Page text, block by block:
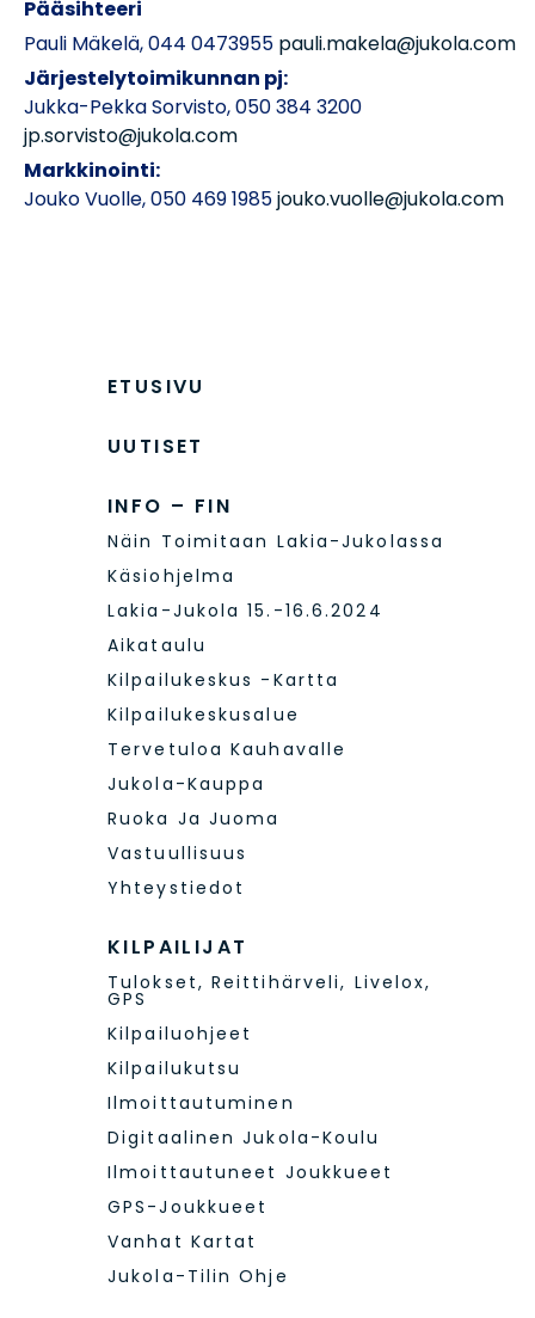
Pääsihteeri
Pauli Mäkelä, 044 0473955 pauli.makela@jukola.com
Järjestelytoimikunnan pj:
Jukka-Pekka Sorvisto, 050 384 3200
jp.sorvisto@jukola.com
Markkinointi:
Jouko Vuolle, 050 469 1985jouko.vuolle@jukola.com
ETUSIVU
UUTISET
INFO – FIN
Näin Toimitaan Lakia-Jukolassa
Käsiohjelma
Lakia-Jukola 15.-16.6.2024
Aikataulu
Kilpailukeskus -kartta
Kilpailukeskusalue
Tervetuloa Kauhavalle
Jukola-Kauppa
Ruoka Ja Juoma
Vastuullisuus
Yhteystiedot
KILPAILIJAT
Tulokset, Reittihärveli, Livelox,
GPS
Kilpailuohjeet
Kilpailukutsu
Ilmoittautuminen
Digitaalinen Jukola-Koulu
Ilmoittautuneet Joukkueet
GPS-Joukkueet
Vanhat Kartat
Jukola-Tilin Ohje